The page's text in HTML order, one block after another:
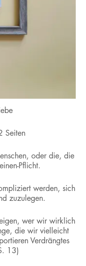
oder die, die
Pflicht.
werden, sich
zuzulegen.
wer wir wirklich
die wir vielleicht
Verdrängtes
13)